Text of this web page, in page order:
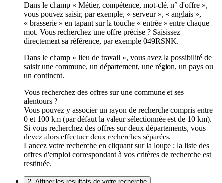
Dans le champ « Métier, compétence, mot-clé, n° d'offre »,
vous pouvez saisir, par exemple, « serveur », « anglais »,
« brasserie » en tapant sur la touche « entrée » entre chaque
mot. Vous recherchez une offre précise ? Saisissez
directement sa référence, par exemple 049RSNK.
Dans le champ « lieu de travail », vous avez la possibilité de
saisir une commune, un département, une région, un pays ou
un continent.
Vous recherchez des offres sur une commune et ses
alentours ?
Vous pouvez y associer un rayon de recherche compris entre
0 et 100 km (par défaut la valeur sélectionnée est de 10 km).
Si vous recherchez des offres sur deux départements, vous
devez alors effectuer deux recherches séparées.
Lancez votre recherche en cliquant sur la loupe ; la liste des
offres d'emploi correspondant à vos critères de recherche est
restituée.
2. Affiner les résultats de votre recherche